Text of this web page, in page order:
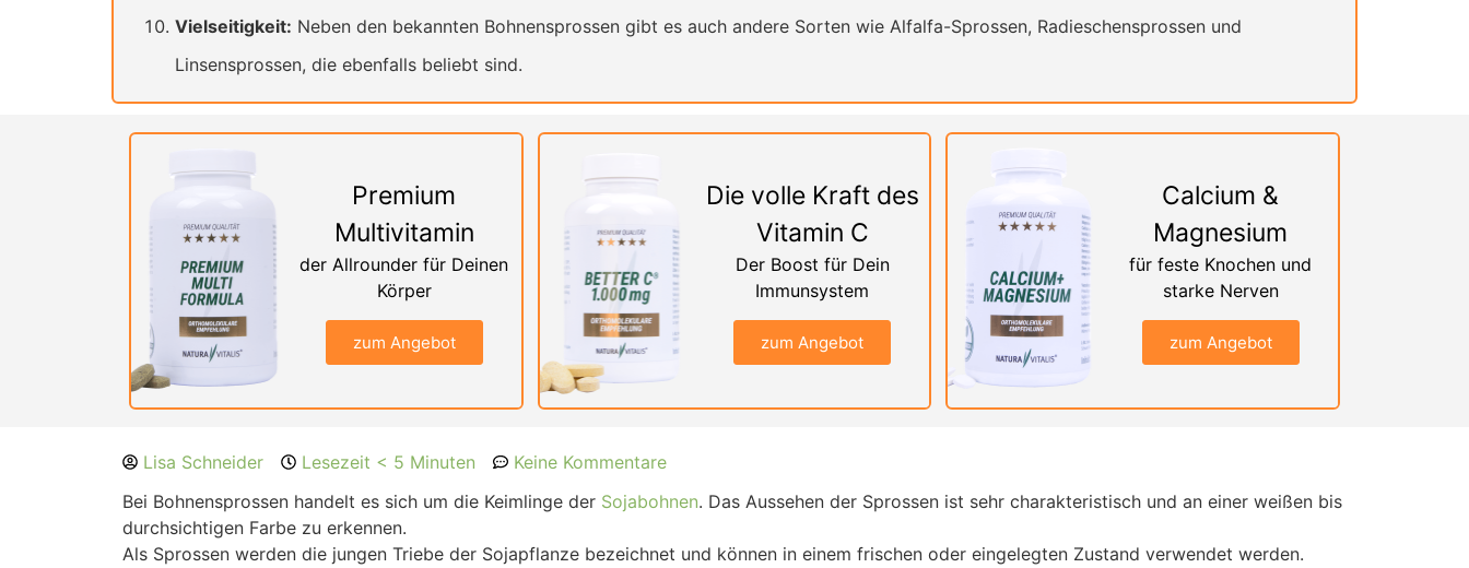
Vielseitigkeit: Neben den bekannten Bohnensprossen gibt es auch andere Sorten wie Alfalfa-Sprossen, Radieschensprossen und
Linsensprossen, die ebenfalls beliebt sind.
Premium
Multivitamin
der Allrounder für Deinen
Körper
zum Angebot
Die volle Kraft des
Vitamin C
Der Boost für Dein
Immunsystem
zum Angebot
Calcium &
Magnesium
für feste Knochen und
starke Nerven
zum Angebot
Lisa Schneider Lesezeit < 5 Minuten
Keine Kommentare
Bei Bohnensprossen handelt es sich um die Keimlinge der Sojabohnen. Das Aussehen der Sprossen ist sehr charakteristisch und an einer weißen bis
durchsichtigen Farbe zu erkennen.
Als Sprossen werden die jungen Triebe der Sojapflanze bezeichnet und können in einem frischen oder eingelegten Zustand verwendet werden.